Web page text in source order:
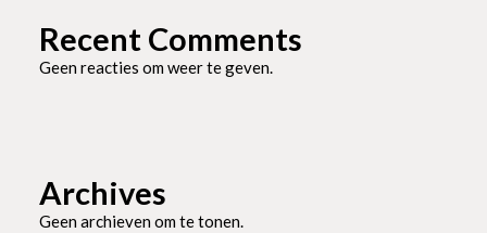
Recent Comments
Geen reacties om weer te geven.
Archives
Geen archieven om te tonen.